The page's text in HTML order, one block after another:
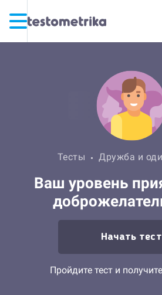
Тесты Дружба и
Ваш уровень
Начать тест
Пройдите тест и